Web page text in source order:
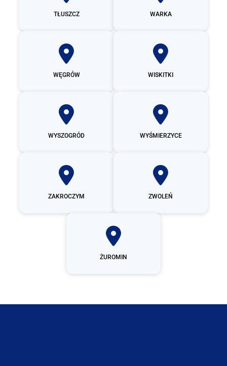
TŁUSZCZ WARKA
WĘGRÓW WISKITKI
WYSZOGRÓD WYŚMIERZYCE
ZAKROCZYM ZWOLEŃ
ŻUROMIN